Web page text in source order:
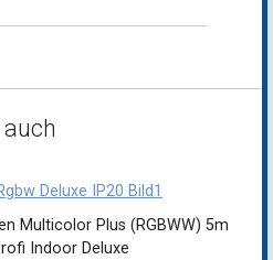
Multicolor Plus (RGBWW) 5m
Indoor Deluxe